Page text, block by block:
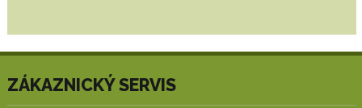
ZÁKAZNICKÝ SERVIS